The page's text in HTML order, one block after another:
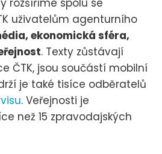
uživatelům agenturního
ekonomická sféra,
. Texty zůstávají
ČTK, jsou součástí mobilní
je také tisíce odběratelů
. Veřejnosti je
než 15 zpravodajských